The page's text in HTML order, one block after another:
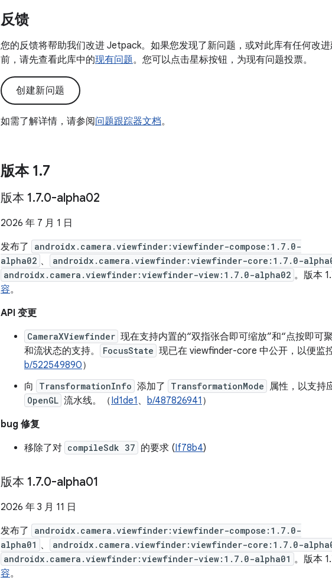
反馈
您的反馈将帮助我们改进 Jetpack。如果您发现了新问题，或对此库有任何改
前，请先查看此库中的现有问题。您可以点击星标按钮，为现有问题投票。
创建新问题
如需了解详情，请参阅问题跟踪器文档。
版本 1.7
版本 1.7.0-alpha02
2026 年 7 月 1 日
发布了
androidx.camera.viewfinder:viewfinder-compose:1.7.0-
alpha02 、 androidx.camera.viewfinder:viewfinder-core:1.7.0-
androidx.camera.viewfinder:viewfinder-view:1.7.0-alpha02 。版本
容。
API 变更
CameraXViewfinder 现在支持内置的“双指张合即可缩放”和“点按即可
和流状态的支持。
FocusState 现已在 viewfinder-core 中公开，以便监
b/522549890）
向
TransformationInfo 添加了 TransformationMode 属性，以支持
OpenGL 流水线。（Id1de1 、 b/487826941 ）
bug 修复
移除了对 compileSdk 37 的要求 (If78b4)
版本 1.7.0-alpha01
2026 年 3 月 11 日
发布了
androidx.camera.viewfinder:viewfinder-compose:1.7.0-
alpha01 、 androidx.camera.viewfinder:viewfinder-core:1.7.0-
androidx.camera.viewfinder:viewfinder-view:1.7.0-alpha01 。版本
容。